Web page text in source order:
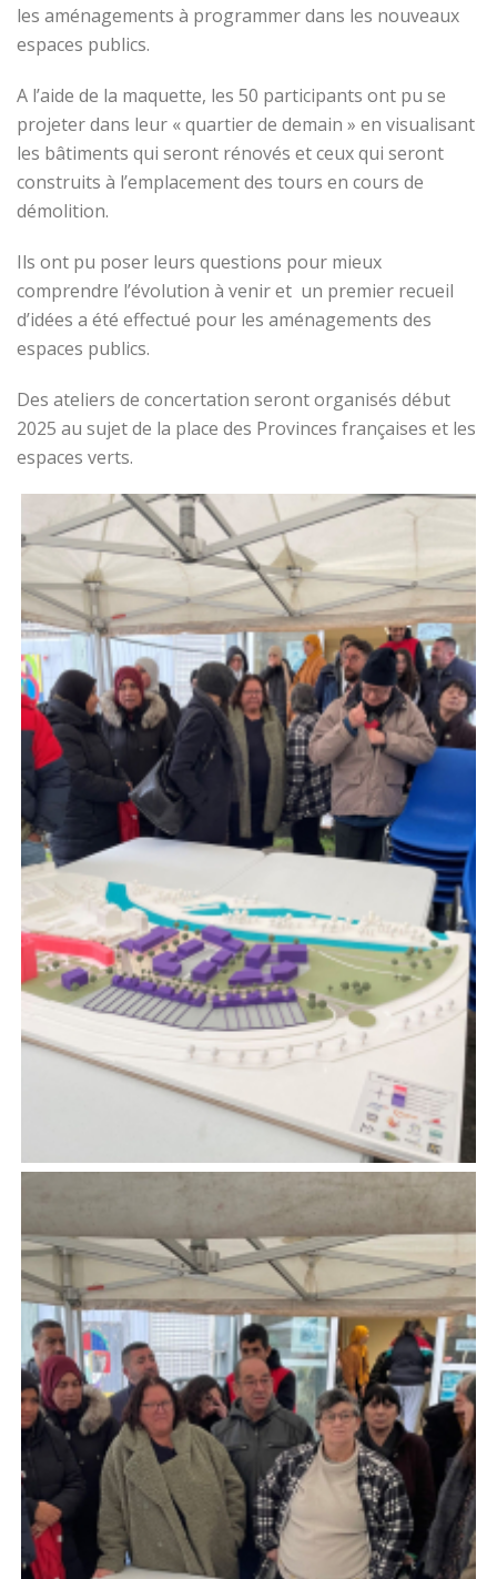
les aménagements à programmer dans les nouveaux
espaces publics.
A l’aide de la maquette, les 50 participants ont pu se
projeter dans leur « quartier de demain » en visualisant
les bâtiments qui seront rénovés et ceux qui seront
construits à l’emplacement des tours en cours de
démolition.
Ils ont pu poser leurs questions pour mieux
comprendre l’évolution à venir et un premier recueil
d’idées a été effectué pour les aménagements des
espaces publics.
Des ateliers de concertation seront organisés début
2025 au sujet de la place des Provinces françaises et les
espaces verts.